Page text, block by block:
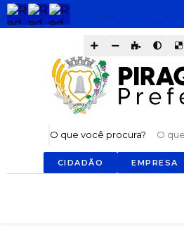
O que você procura?
CIDADÃO EMPRESA